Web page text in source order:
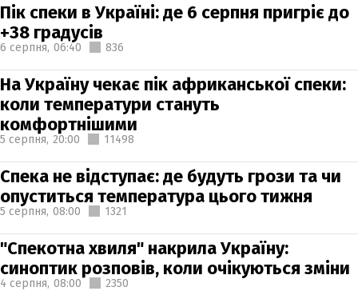
Пік спеки в Україні: де 6 серпня пригріє до
+38 градусів
6 серпня, 06:40 836
На Україну чекає пік африканської спеки:
коли температури стануть
комфортнішими
5 серпня, 20:00 11498
Спека не відступає: де будуть грози та чи
опуститься температура цього тижня
5 серпня, 08:00 1321
"Спекотна хвиля" накрила Україну:
синоптик розповів, коли очікуються зміни
4 серпня, 08:00 2350